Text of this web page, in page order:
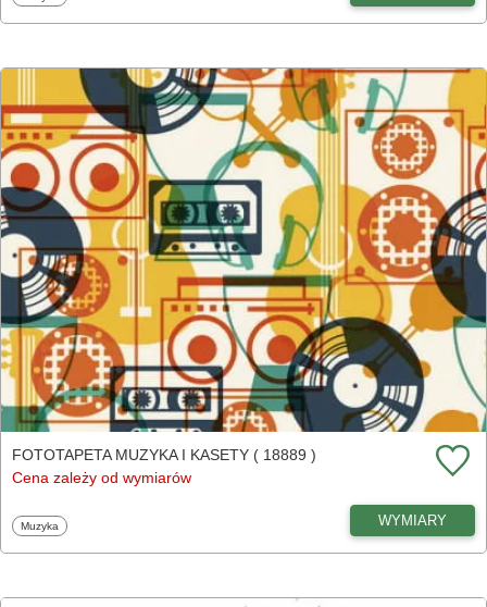
FOTOTAPETA MUZYKA I KASETY ( 18889 )
Cena zależy od wymiarów
Fototapety
Muzyka WYMIARY